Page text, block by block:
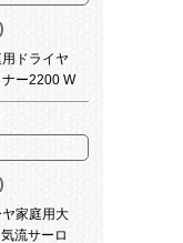
ドライヤ
ー2200 W
恒温冷热
家庭用大
流サーロ